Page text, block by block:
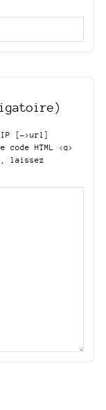
[->url]
code HTML <q>
laissez